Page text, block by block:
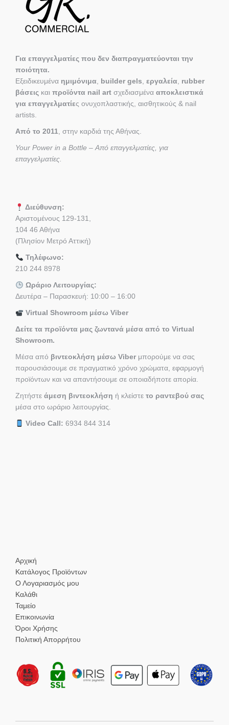
Για επαγγελματίες που δεν διαπραγματεύονται την
ποιότητα.
Εξειδικευμένα ημιμόνιμα, builder gels, εργαλεία, rubber
βάσεις και προϊόντα nail art σχεδιασμένα αποκλειστικά
για επαγγελματίες ονυχοπλαστικής, αισθητικούς & nail
artists.
Από το 2011, στην καρδιά της Αθήνας.
Your Power in a Bottle – Από επαγγελματίες, για
επαγγελματίες.
Διεύθυνση:
Αριστομένους 129-131,
104 46 Αθήνα
(Πλησίον Μετρό Αττική)
Τηλέφωνο:
210 244 8978
Ωράριο Λειτουργίας:
Δευτέρα – Παρασκευή: 10:00 – 16:00
Virtual Showroom μέσω Viber
Δείτε τα προϊόντα μας ζωντανά μέσα από το Virtual
Showroom.
Μέσα από βιντεοκλήση μέσω Viber μπορούμε να σας
παρουσιάσουμε σε πραγματικό χρόνο χρώματα, εφαρμογή
προϊόντων και να απαντήσουμε σε οποιαδήποτε απορία.
Ζητήστε άμεση βιντεοκλήση ή κλείστε το ραντεβού σας
μέσα στο ωράριο λειτουργίας.
Video Call: 6934 844 314
Αρχική
Κατάλογος Προϊόντων
Ο Λογαριασμός μου
Καλάθι
Ταμείο
Επικοινωνία
Όροι Χρήσης
Πολιτική Απορρήτου